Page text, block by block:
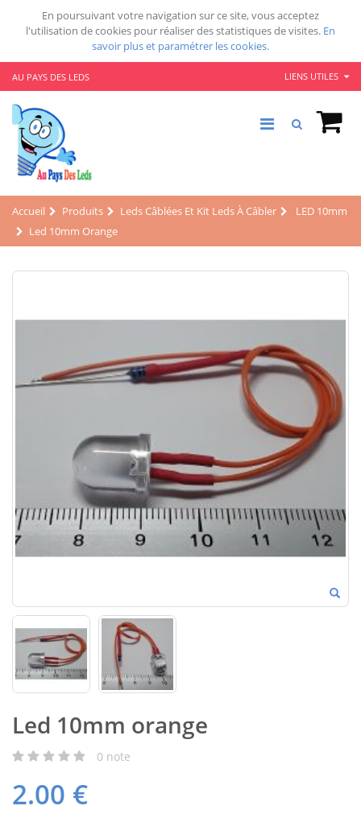
En poursuivant votre navigation sur ce site, vous acceptez
l'utilisation de cookies pour réaliser des statistiques de visites. En
savoir plus et paramétrer les cookies.
AU PAYS DES LEDS LIENS UTILES
Accueil Produits Leds Câblées Et Kit Leds À Câbler
LED 10mm
Led 10mm Orange
Led 10mm orange
0 note
2.00 €